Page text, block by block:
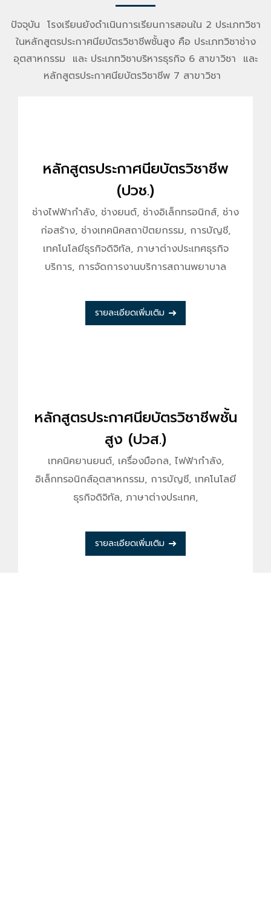
ปัจจุบัน โรงเรียนยังดำเนินการเรียนการสอนใน 2 ประเภทวิชา
ในหลักสูตรประกาศนียบัตรวิชาชีพชั้นสูง คือ ประเภทวิชาช่าง
อุตสาหกรรม และ ประเภทวิชาบริหารธุรกิจ 6 สาขาวิชา และ
หลักสูตรประกาศนียบัตรวิชาชีพ 7 สาขาวิชา
หลักสูตรประกาศนียบัตรวิชาชีพ
(ปวช.)
ช่างไฟฟ้ากำลัง, ช่างยนต์, ช่างอิเล็กทรอนิกส์, ช่าง
ก่อสร้าง, ช่างเทคนิคสถาปัตยกรรม, การบัญชี,
เทคโนโลยีธุรกิจดิจิทัล, ภาษาต่างประเทศธุรกิจ
บริการ, การจัดการงานบริการสถานพยาบาล
รายละเอียดเพิ่มเติม
หลักสูตรประกาศนียบัตรวิชาชีพชั้น
สูง (ปวส.)
เทคนิคยานยนต์, เครื่องมือกล, ไฟฟ้ากำลัง,
อิเล็กทรอนิกส์อุตสาหกรรม, การบัญชี, เทคโนโลยี
ธุรกิจดิจิทัล, ภาษาต่างประเทศ,
รายละเอียดเพิ่มเติม